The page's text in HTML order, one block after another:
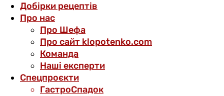
Добірки рецептів
Про нас
Про Шефа
Про сайт klopotenko.com
Команда
Наші експерти
Спецпроєкти
ГастроСпадок